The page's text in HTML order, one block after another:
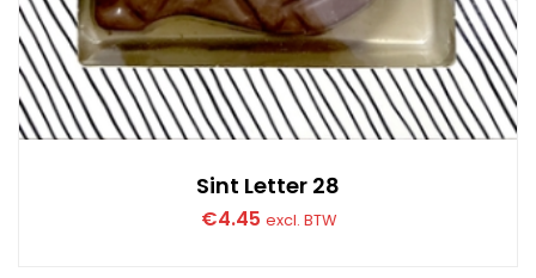
Sint Letter 28
€4.45 excl. BTW